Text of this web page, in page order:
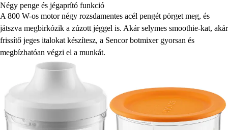
Négy penge és jégaprító funkció
A 800 W-os motor négy rozsdamentes acél pengét pörget meg, és
játszva megbirkózik a zúzott jéggel is. Akár selymes smoothie-kat, akár
frissítő jeges italokat készítesz, a Sencor botmixer gyorsan és
megbízhatóan végzi el a munkát.